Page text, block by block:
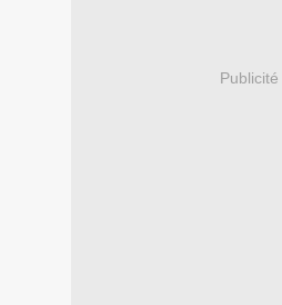
Publicité